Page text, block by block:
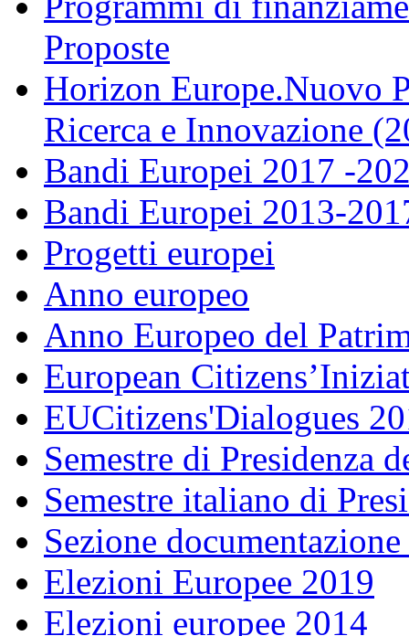
Proposte
Horizon Europe.Nuovo
Ricerca e Innovazione
Bandi Europei 2017 -
Bandi Europei 2013-
Progetti europei
Anno europeo
Anno Europeo del
European
EUCitizens'Dialogues
Semestre di Presidenza
Semestre italiano di
Sezione
Elezioni Europee 2019
Elezioni europee 2014